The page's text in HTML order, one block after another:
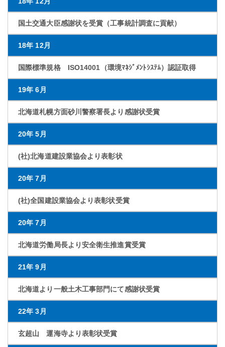
国土交通大臣感謝状を受賞（工事統計調査に貢献）
18年 12月
国際標準規格 ISO14001（環境ﾏﾈｼﾞﾒﾝﾄｼｽﾃﾑ）認証取得
19年 6月
北海道札幌方面砂川警察署長より感謝状受賞
20年 5月
(社)北海道建設業協会より表彰状
20年 7月
(社)全国建設業協会より表彰状受賞
20年 7月
北海道労働局長より安全衛生推進賞受賞
21年 9月
北海道より一般土木工事部門にて感謝状受賞
22年 3月
玄超山 運海寺より表彰状受賞